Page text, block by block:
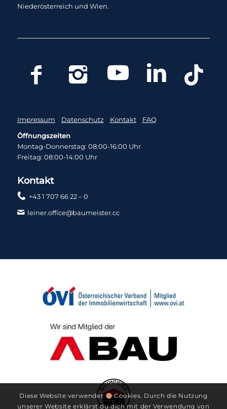
Niederösterreich und Wien.
Impressum Datenschutz Kontakt FAQ
Öffnungszeiten
Montag-Donnerstag: 08:00-16:00 Uhr
Freitag: 08:00-14:00 Uhr
Kontakt
+43 1 707 66 22 – 0
leiner.office@baumeister.cc
Diese Website verwendet
Cookies. Durch die Nutzung
unserer Website erklärst du dich mit der Verwendung von